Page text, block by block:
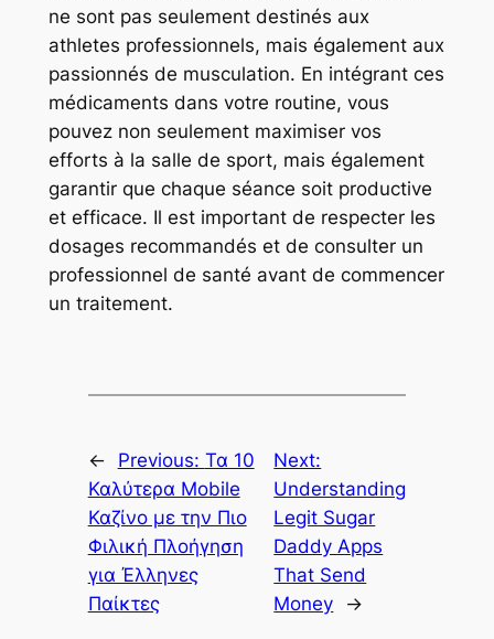
ne sont pas seulement destinés aux
athletes professionnels, mais également aux
passionnés de musculation. En intégrant ces
médicaments dans votre routine, vous
pouvez non seulement maximiser vos
efforts à la salle de sport, mais également
garantir que chaque séance soit productive
et efficace. Il est important de respecter les
dosages recommandés et de consulter un
professionnel de santé avant de commencer
un traitement.
← Previous: Τα 10
Καλύτερα Mobile
Καζίνο με την Πιο
Φιλική Πλοήγηση
για Έλληνες
Παίκτες
Next:
Understanding
Legit Sugar
Daddy Apps
That Send
Money
→